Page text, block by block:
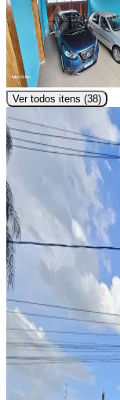
Ver todos itens (38)